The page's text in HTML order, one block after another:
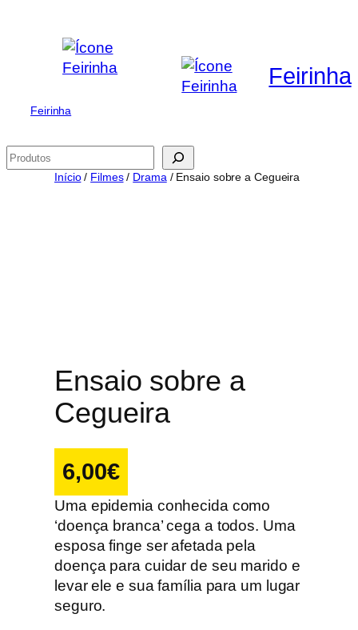
conteúdo
Feirinha
Feirinha
Pesquisar
Início/ Filmes/ Drama / Ensaio sobre a Cegueira
Ensaio sobre a
Cegueira
6,00€
Uma epidemia conhecida como
‘doença branca’ cega a todos. Uma
esposa finge ser afetada pela
doença para cuidar de seu marido e
levar ele e sua família para um lugar
seguro.